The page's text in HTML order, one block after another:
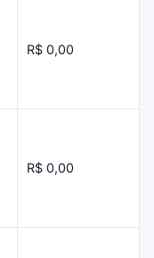
R$ 0,00
R$ 0,00